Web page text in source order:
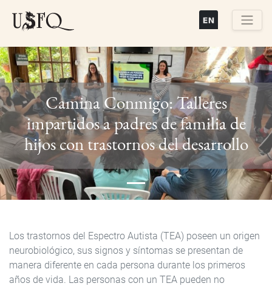
principal
Previous Next
Camina Conmigo: Talleres
impartidos a padres de familia de
hijos con trastornos del desarrollo
Los trastornos del Espectro Autista (TEA) poseen un origen
neurobiológico, sus signos y síntomas se presentan de
manera diferente en cada persona durante los primeros
años de vida. Las personas con un TEA pueden no